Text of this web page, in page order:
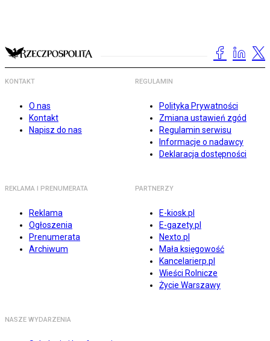
KONTAKT
O nas
Kontakt
Napisz do nas
REGULAMIN
Polityka Prywatności
Zmiana ustawień zgód
Regulamin serwisu
Informacje o nadawcy
Deklaracja dostępności
REKLAMA I PRENUMERATA
Reklama
Ogłoszenia
Prenumerata
Archiwum
PARTNERZY
E-kiosk.pl
E-gazety.pl
Nexto.pl
Mała księgowość
Kancelarierp.pl
Wieści Rolnicze
Życie Warszawy
NASZE WYDARZENIA